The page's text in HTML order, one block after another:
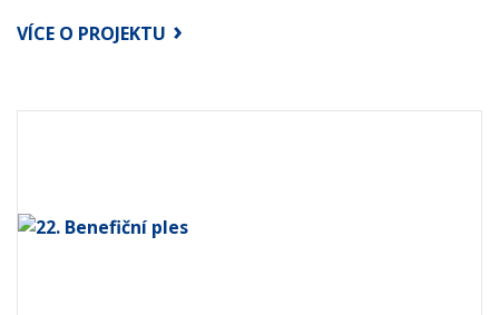
VÍCE O PROJEKTU